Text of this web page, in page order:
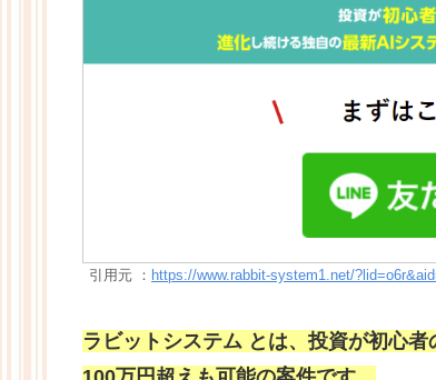
引用元 ： https://www.rabbit-system1.net/
ラビットシステム とは、投資が初心